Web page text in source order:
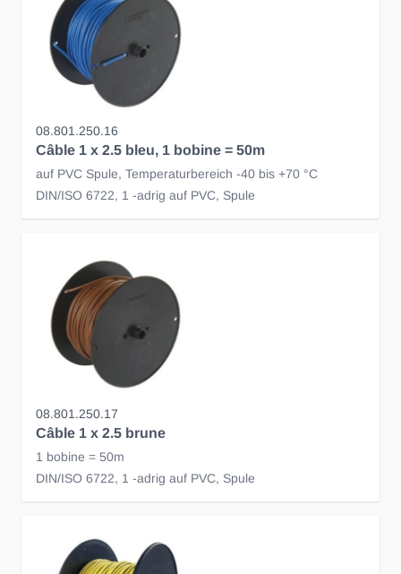
08.801.250.16
Câble 1 x 2.5 bleu, 1 bobine = 50m
auf PVC Spule, Temperaturbereich -40 bis +70 °C
DIN/ISO 6722, 1 -adrig auf PVC, Spule
08.801.250.17
Câble 1 x 2.5 brune
1 bobine = 50m
DIN/ISO 6722, 1 -adrig auf PVC, Spule